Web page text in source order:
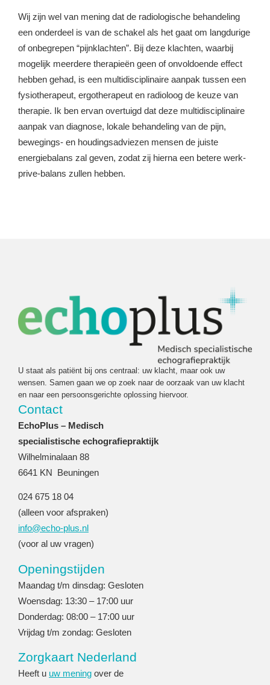
Wij zijn wel van mening dat de radiologische behandeling
een onderdeel is van de schakel als het gaat om langdurige
of onbegrepen “pijnklachten”. Bij deze klachten, waarbij
mogelijk meerdere therapieën geen of onvoldoende effect
hebben gehad, is een multidisciplinaire aanpak tussen een
fysiotherapeut, ergotherapeut en radioloog de keuze van
therapie. Ik ben ervan overtuigd dat deze multidisciplinaire
aanpak van diagnose, lokale behandeling van de pijn,
bewegings- en houdingsadviezen mensen de juiste
energiebalans zal geven, zodat zij hierna een betere werk-
prive-balans zullen hebben.
U staat als patiënt bij ons centraal: uw klacht, maar ook uw
wensen. Samen gaan we op zoek naar de oorzaak van uw klacht
en naar een persoonsgerichte oplossing hiervoor.
Contact
EchoPlus – Medisch
specialistische echografiepraktijk
Wilhelminalaan 88
6641 KN Beuningen
024 675 18 04
(alleen voor afspraken)
info@echo-plus.nl
(voor al uw vragen)
Openingstijden
Maandag t/m dinsdag: Gesloten
Woensdag: 13:30 – 17:00 uur
Donderdag: 08:00 – 17:00 uur
Vrijdag t/m zondag: Gesloten
Zorgkaart Nederland
Heeft u uw mening over de